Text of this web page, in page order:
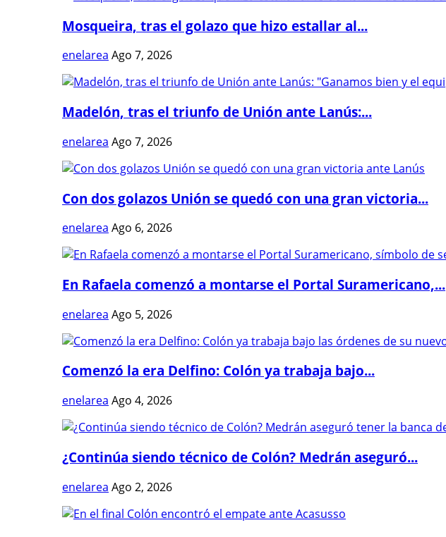
Mosqueira, tras el golazo que hizo estallar al...
enelarea Ago 7, 2026
Madelón, tras el triunfo de Unión ante Lanús:...
enelarea Ago 7, 2026
Con dos golazos Unión se quedó con una gran victoria...
enelarea Ago 6, 2026
En Rafaela comenzó a montarse el Portal Suramericano,...
enelarea Ago 5, 2026
Comenzó la era Delfino: Colón ya trabaja bajo...
enelarea Ago 4, 2026
¿Continúa siendo técnico de Colón? Medrán aseguró...
enelarea Ago 2, 2026